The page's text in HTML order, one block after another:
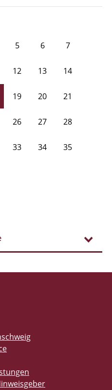
5 6 7
12 13 14
19 20 21
26 27 28
33 34 35